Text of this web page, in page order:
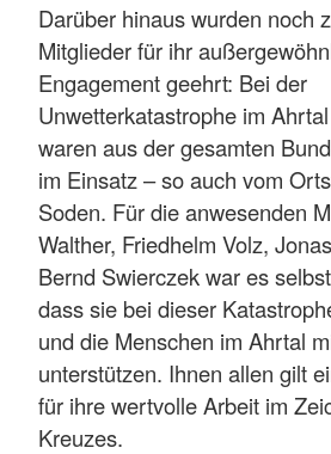
Darüber hinaus wurden noch
Mitglieder für ihr
Engagement geehrt: Bei der
Unwetterkatastrophe im
waren aus der gesamten
im Einsatz – so auch vom
Soden. Für die anwesenden
Walther, Friedhelm Volz,
Bernd Swierczek war es
dass sie bei dieser
und die Menschen im Ahrtal
unterstützen. Ihnen allen gilt
für ihre wertvolle Arbeit im
Kreuzes.